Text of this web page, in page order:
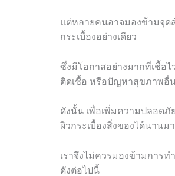
แต่หลายคนอาจมองข้ามจุด
กระเบื้องอย่างเดียว
ซึ่งมีโอกาสอย่างมากที่เชื้อ
ติดเชื้อ หรือปัญหาสุขภาพอื่
ดังนั้น เพื่อเพิ่มความปลอดภั
ผิวกระเบื้องสิ่งของได้นานม
เราจึงไม่ควรมองข้ามการท
ดังต่อไปนี้